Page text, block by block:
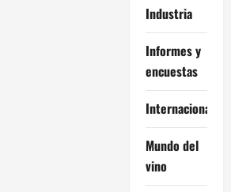
Industria
Informes y
encuestas
Internacional
Mundo del
vino